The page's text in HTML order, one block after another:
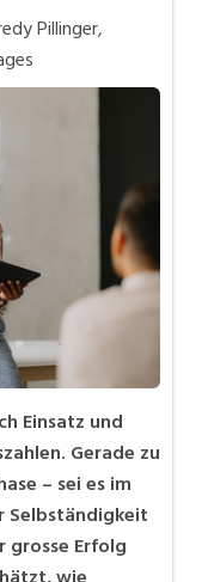
Pillinger,
Einsatz und
Gerade zu
– sei es im
Selbständigkeit
grosse Erfolg